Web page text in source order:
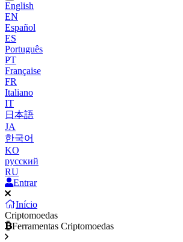
English
EN
Español
ES
Português
PT
Française
FR
Italiano
IT
日本語
JA
한국어
KO
русский
RU
Entrar
Início
Criptomoedas
Ferramentas Criptomoedas